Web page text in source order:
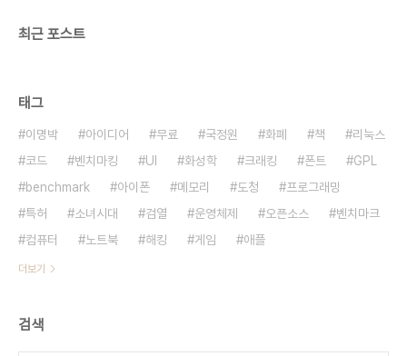
최근 포스트
태그
이명박 아이디어 무료 국정원 화폐 책
리눅스
코드
벤치마킹 UI 화성학 크래킹 폰트
GPL
benchmark
아이폰 메모리 도청
프로그래밍
특허
소녀시대 검열 운영체제 오픈소스
벤치마크
컴퓨터
노트북 해킹 게임 애플
더보기
검색